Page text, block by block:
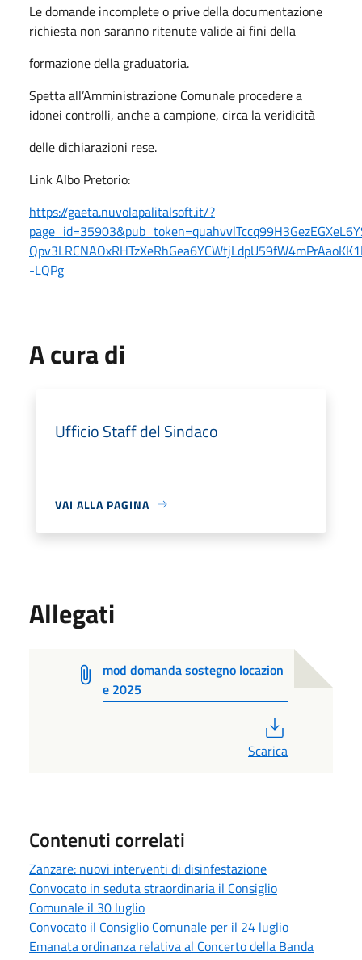
Le domande incomplete o prive della documentazione
richiesta non saranno ritenute valide ai fini della
formazione della graduatoria.
Spetta all’Amministrazione Comunale procedere a
idonei controlli, anche a campione, circa la veridicità
delle dichiarazioni rese.
Link Albo Pretorio:
https://gaeta.nuvolapalitalsoft.it/?
-LQPg
A cura di
Ufficio Staff del Sindaco
VAI ALLA PAGINA
Allegati
mod domanda sostegno locazion
e 2025
Scarica
Contenuti correlati
Zanzare: nuovi interventi di disinfestazione
Convocato in seduta straordinaria il Consiglio
Comunale il 30 luglio
Convocato il Consiglio Comunale per il 24 luglio
Emanata ordinanza relativa al Concerto della Banda